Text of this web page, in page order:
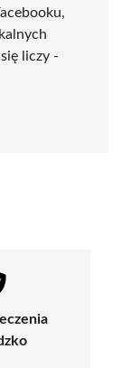
liczy -